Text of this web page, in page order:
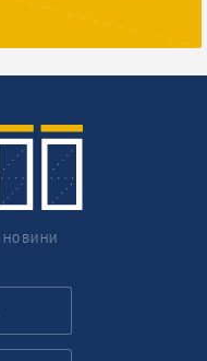
НОВИНИ